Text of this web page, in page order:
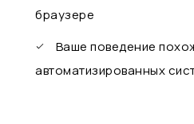
браузере
Ваше поведение
автоматизированных